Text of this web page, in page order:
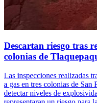
Descartan riesgo tras
colonias de
Las inspecciones realizadas
a gas en tres colonias de
detectar niveles de